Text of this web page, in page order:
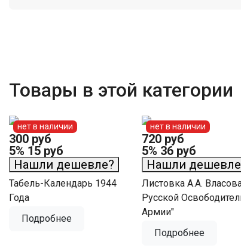
Товары в этой категории
300 руб
5% 15 руб
Нашли дешевле?
Табель-Календарь 1944
Года
Подробнее
нет в наличии
720 руб
5% 36 руб
Нашли
Листовка А.А.
Русской
Армии"
Подробнее
нет в наличии